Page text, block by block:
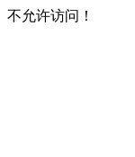
不允许访问！